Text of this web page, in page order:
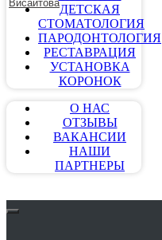
ВисаитоваДЕТСКАЯ
СТОМАТОЛОГИЯ
ПАРОДОНТОЛОГИЯ
РЕСТАВРАЦИЯ
УСТАНОВКА
КОРОНОК
О НАС
ОТЗЫВЫ
ВАКАНСИИ
НАШИ
ПАРТНЕРЫ